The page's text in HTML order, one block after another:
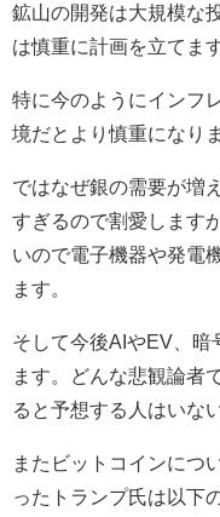
鉱山の開発は大規模な
は慎重に計画を立てます
特に今のようにインフ
境だとより慎重になり
ではなぜ銀の需要が増
すぎるので割愛します
いので電子機器や発電
ます。
そして今後AIやEV、暗
ます。どんな悲観論者
ると予想する人はいな
またビットコインにつ
ったトランプ氏は以下